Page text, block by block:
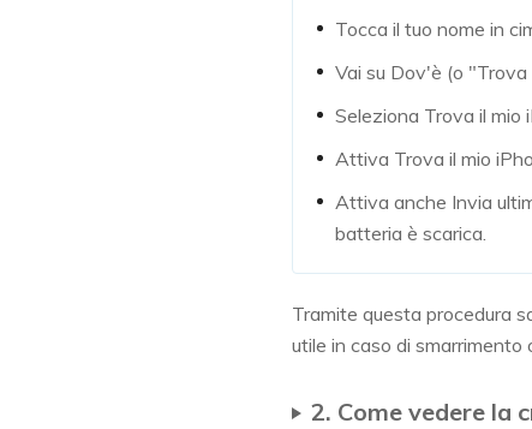
Tocca il tuo nome in
Vai su Dov'è (o "Trova
Seleziona Trova il mio
Attiva Trova il mio
Attiva anche Invia
batteria è scarica.
Tramite questa procedura
utile in caso di smarrimento
2. Come vedere la